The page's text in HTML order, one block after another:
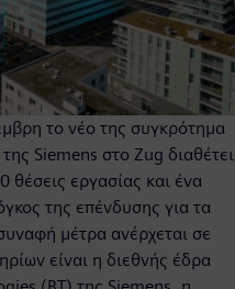
το νέο της συγκρότημα
Siemens στο Zug διαθέτει
θέσεις εργασίας και ένα
της επένδυσης για τα
μέτρα ανέρχεται σε
είναι η διεθνής έδρα